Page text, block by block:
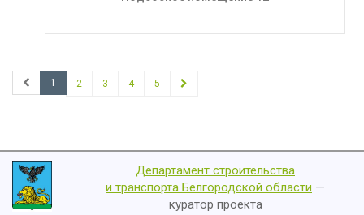
1 2 3 4 5
Департамент строительства
и транспорта Белгородской области —
куратор проекта